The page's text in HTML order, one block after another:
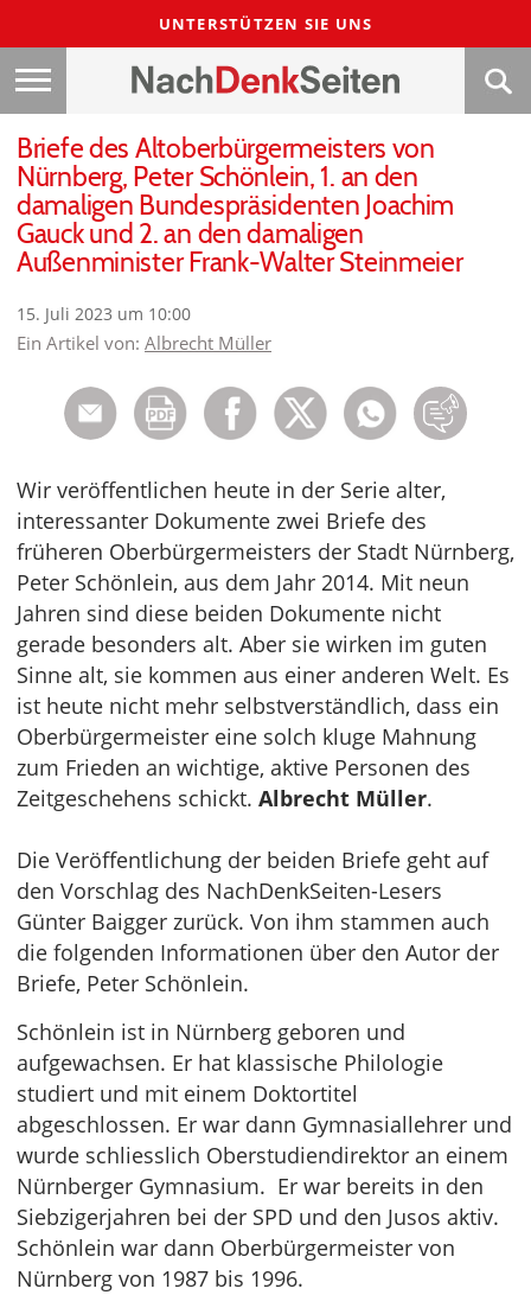
UNTERSTÜTZEN SIE UNS
Briefe des Altoberbürgermeisters von
Nürnberg, Peter Schönlein, 1. an den
damaligen Bundespräsidenten Joachim
Gauck und 2. an den damaligen
Außenminister Frank-Walter Steinmeier
15. Juli 2023 um 10:00
Ein Artikel von: Albrecht Müller
Wir veröffentlichen heute in der Serie alter,
interessanter Dokumente zwei Briefe des
früheren Oberbürgermeisters der Stadt Nürnberg,
Peter Schönlein, aus dem Jahr 2014. Mit neun
Jahren sind diese beiden Dokumente nicht
gerade besonders alt. Aber sie wirken im guten
Sinne alt, sie kommen aus einer anderen Welt. Es
ist heute nicht mehr selbstverständlich, dass ein
Oberbürgermeister eine solch kluge Mahnung
zum Frieden an wichtige, aktive Personen des
Zeitgeschehens schickt. Albrecht Müller.
Die Veröffentlichung der beiden Briefe geht auf
den Vorschlag des NachDenkSeiten-Lesers
Günter Baigger zurück. Von ihm stammen auch
die folgenden Informationen über den Autor der
Briefe, Peter Schönlein.
Schönlein ist in Nürnberg geboren und
aufgewachsen. Er hat klassische Philologie
studiert und mit einem Doktortitel
abgeschlossen. Er war dann Gymnasiallehrer und
wurde schliesslich Oberstudiendirektor an einem
Nürnberger Gymnasium. Er war bereits in den
Siebzigerjahren bei der SPD und den Jusos aktiv.
Schönlein war dann Oberbürgermeister von
Nürnberg von 1987 bis 1996.